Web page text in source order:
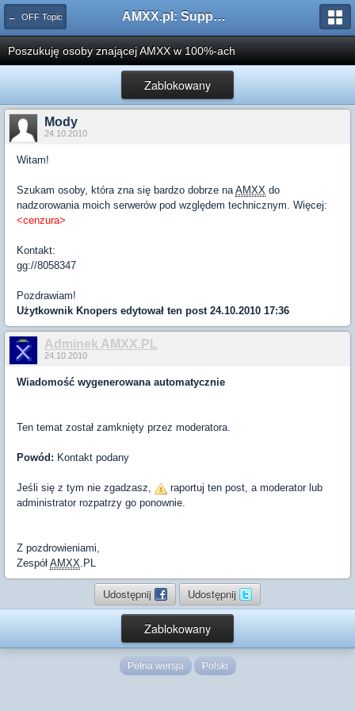
← OFF Topic AMXX.pl: Support AMX Mod X i SourceMod
Poszukuję osoby znającej AMXX w 100%-ach
Zablokowany
Mody
24.10.2010
Witam!
Szukam osoby, która zna się bardzo dobrze naAMXX do
nadzorowania moich serwerów pod względem technicznym. Więcej:
<cenzura>
Kontakt:
gg://8058347
Pozdrawiam!
Użytkownik Knopers edytował ten post 24.10.2010 17:36
Adminek AMXX.PL
24.10.2010
Wiadomość wygenerowana automatycznie
Ten temat został zamknięty przez moderatora.
Powód: Kontakt podany
Jeśli się z tym nie zgadzasz,
raportuj ten post, a moderator lub
administrator rozpatrzy go ponownie.
Z pozdrowieniami,
Zespół AMXX.PL
Udostępnij Udostępnij
Zablokowany
Pełna wersja Polski